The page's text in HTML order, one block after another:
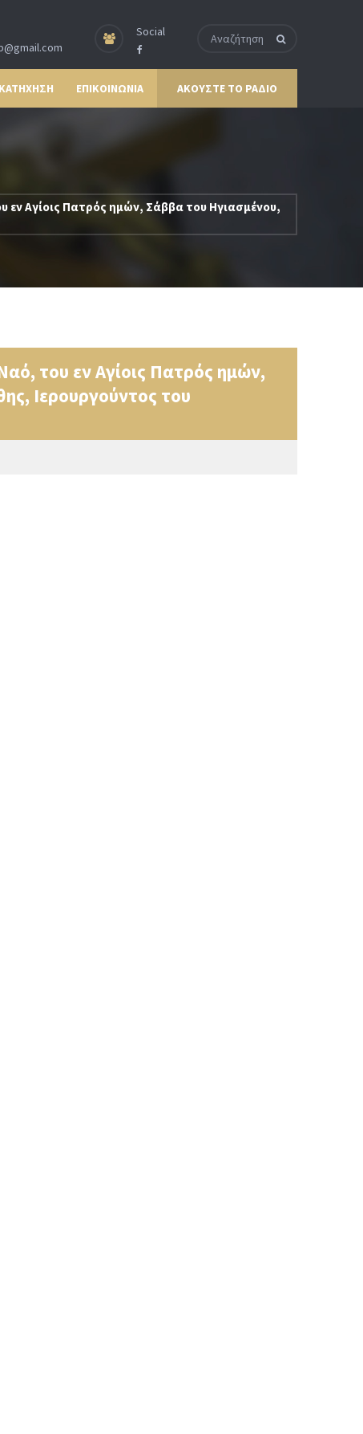
Social
ΕΠΙΚΟΙΝΩΝΙΑ ΑΚΟΥΣΤΕ ΤΟ ΡΑΔΙΟ
εν Αγίοις Πατρός ημών, Σάββα του Ηγιασμένου,
του εν Αγίοις Πατρός ημών,
Ιερουργούντος του